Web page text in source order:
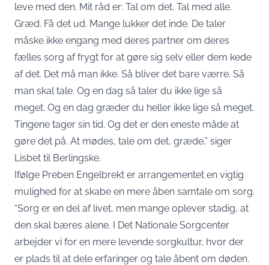
leve med den. Mit råd er: Tal om det. Tal med alle.
Græd. Få det ud. Mange lukker det inde. De taler
måske ikke engang med deres partner om deres
fælles sorg af frygt for at gøre sig selv eller dem kede
af det. Det må man ikke. Så bliver det bare værre. Så
man skal tale. Og en dag så taler du ikke lige så
meget. Og en dag græder du heller ikke lige så meget.
Tingene tager sin tid. Og det er den eneste måde at
gøre det på. At mødes, tale om det, græde,” siger
Lisbet til Berlingske.
Ifølge Preben Engelbrekt er arrangementet en vigtig
mulighed for at skabe en mere åben samtale om sorg.
“Sorg er en del af livet, men mange oplever stadig, at
den skal bæres alene. I Det Nationale Sorgcenter
arbejder vi for en mere levende sorgkultur, hvor der
er plads til at dele erfaringer og tale åbent om døden.